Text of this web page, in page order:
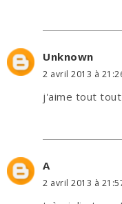
Unknown
2 avril 2013 à
j'aime tout
A
2 avril 2013 à